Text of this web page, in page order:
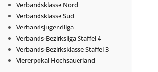
Verbandsklasse Nord
Verbandsklasse Süd
Verbandsjugendliga
Verbands-Bezirksliga Staffel 4
Verbands-Bezirksklasse Staffel 3
Viererpokal Hochsauerland